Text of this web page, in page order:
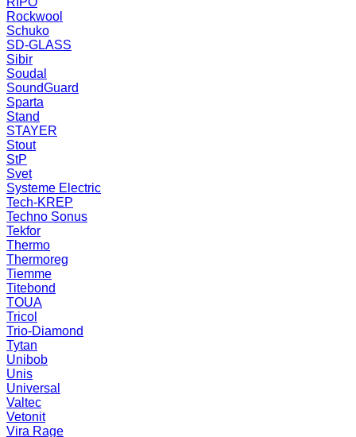
Rockwool
Schuko
SD-GLASS
Sibir
Soudal
SoundGuard
Sparta
Stand
STAYER
Stout
StP
Svet
Systeme Electric
Tech-KREP
Techno Sonus
Tekfor
Thermo
Thermoreg
Tiemme
Titebond
TOUA
Tricol
Trio-Diamond
Tytan
Unibob
Unis
Universal
Valtec
Vetonit
Vira Rage